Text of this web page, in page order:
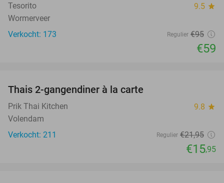
Tesorito 9.5 star
Wormerveer
Verkocht: 173
Regulier €95
€59
Thais 2-gangendiner à la carte
Prik Thai Kitchen 9.8 star
Volendam
Verkocht: 211
Regulier €21,95
€15,95